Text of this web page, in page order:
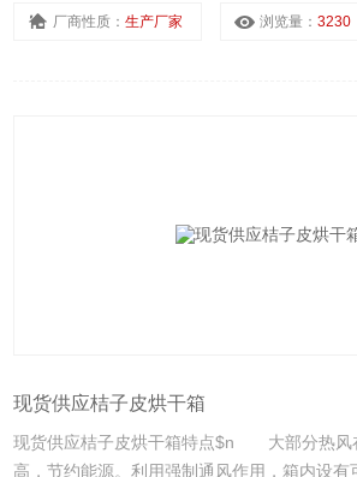
厂商性质：生产厂家 浏览量：3230
现货供应桔子皮烘干箱
现货供应桔子皮烘干箱特点$n 大部分热风
高，节约能源。利用强制通风作用，箱内设